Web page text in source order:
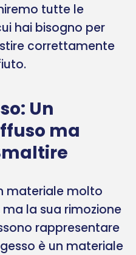
tutte le
hai bisogno per
correttamente
Un
ma
materiale molto
ma la sua rimozione
rappresentare
è un materiale